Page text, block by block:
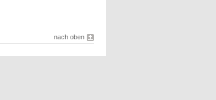
nach oben